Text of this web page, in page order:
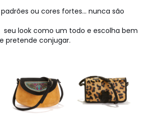
ou cores fortes... nunca são
seu look como um todo e escolha bem
pretende conjugar.